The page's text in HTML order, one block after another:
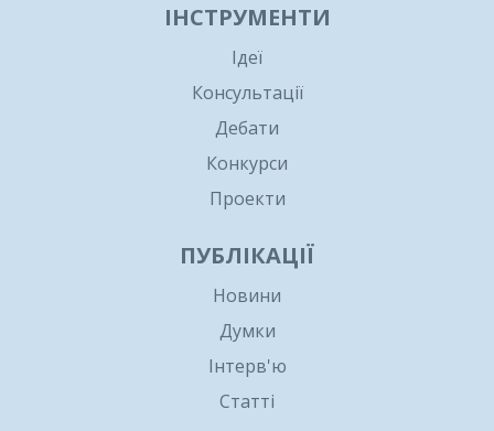
ІНСТРУМЕНТИ
Ідеї
Консультації
Дебати
Конкурси
Проекти
ПУБЛІКАЦІЇ
Новини
Думки
Інтерв'ю
Статті